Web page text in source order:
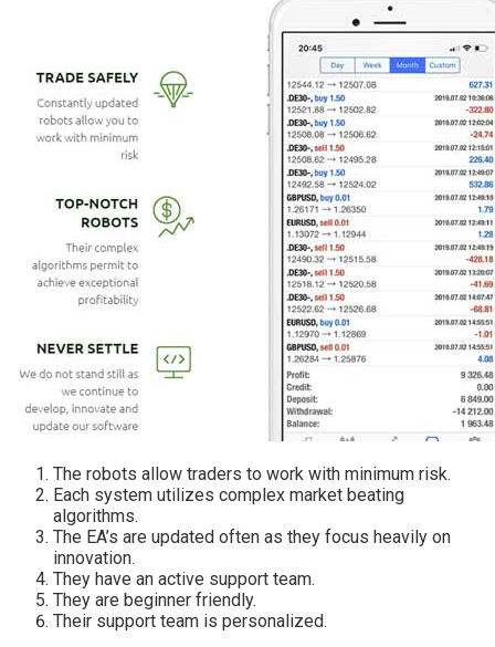
The robots allow traders to work with minimum risk.
Each system utilizes complex market beating
algorithms.
The EA’s are updated often as they focus heavily on
innovation.
They have an active support team.
They are beginner friendly.
Their support team is personalized.